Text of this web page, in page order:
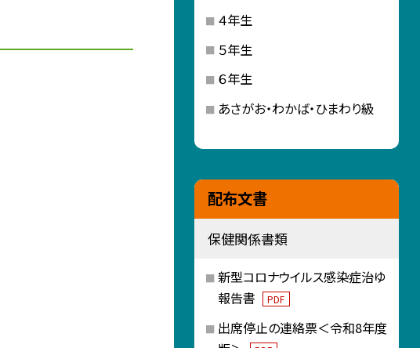
４年生
５年生
６年生
あさがお・わかば・ひまわり級
配布文書
保健関係書類
新型コロナウイルス感染症治ゆ
報告書
PDF
出席停止の連絡票＜令和8年度